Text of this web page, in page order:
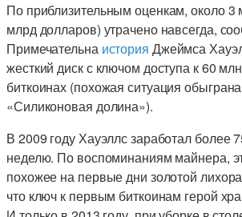
По приблизительным оценкам, около 3
млрд долларов) утрачено навсегда,
Примечательна история Джеймса
жесткий диск с ключом доступа к 60
биткоинах (похожая ситуация
«Силиконовая долина»).
В 2009 году Хауэллс заработал более
неделю. По воспоминаниям майнера,
похожее на первые дни золотой
что ключ к первым биткоинам герой